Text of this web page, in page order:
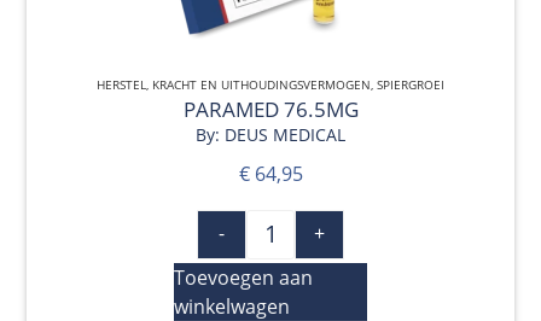
QUICK VIEW
HERSTEL, KRACHT EN UITHOUDINGSVERMOGEN, SPIERGROEI
PARAMED 76.5MG
By: DEUS MEDICAL
€64,95
-
+
Toevoegen aan
winkelwagen